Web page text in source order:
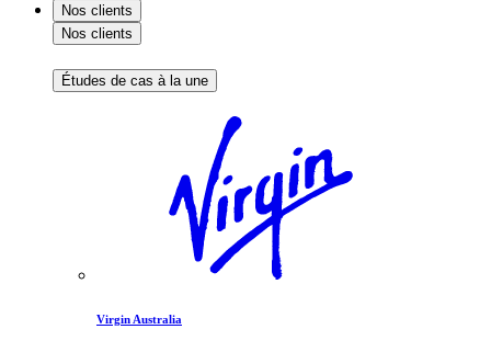
Nos clients
Nos clients
Études de cas à la une
Virgin Australia